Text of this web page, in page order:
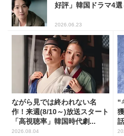
好評」韓国ドラマ4選
2026.06.23
ながら見では終われない名
作！来週(8/10～)放送スタート
「高視聴率」韓国時代劇...
2026.08.04
“